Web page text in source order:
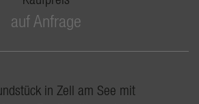
auf Anfrage